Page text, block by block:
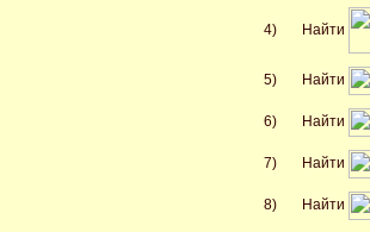
4) Найти
5) Найти
6) Найти
7) Найти
8) Найти